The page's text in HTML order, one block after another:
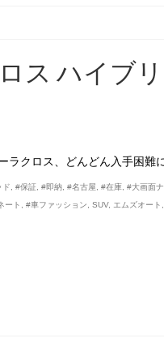
ス ハイブ
ラクロス、どんどん入手困
ド ,#保証 ,#即納 ,#名古屋 ,#在庫 ,#大画面
ート ,#車ファッション ,SUV, エムズオート